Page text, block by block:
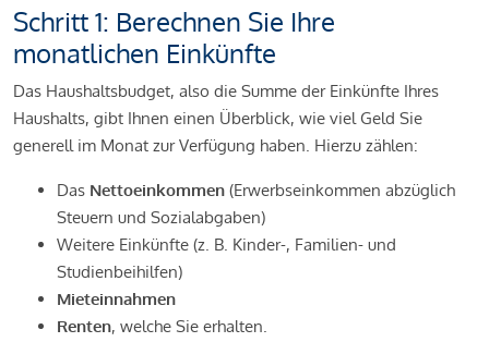
Schritt 1: Berechnen Sie Ihre
monatlichen Einkünfte
Das Haushaltsbudget, also die Summe der Einkünfte Ihres
Haushalts, gibt Ihnen einen Überblick, wie viel Geld Sie
generell im Monat zur Verfügung haben. Hierzu zählen:
Das Nettoeinkommen (Erwerbseinkommen abzüglich
Steuern und Sozialabgaben)
Weitere Einkünfte (z. B. Kinder-, Familien- und
Studienbeihilfen)
Mieteinnahmen
Renten, welche Sie erhalten.